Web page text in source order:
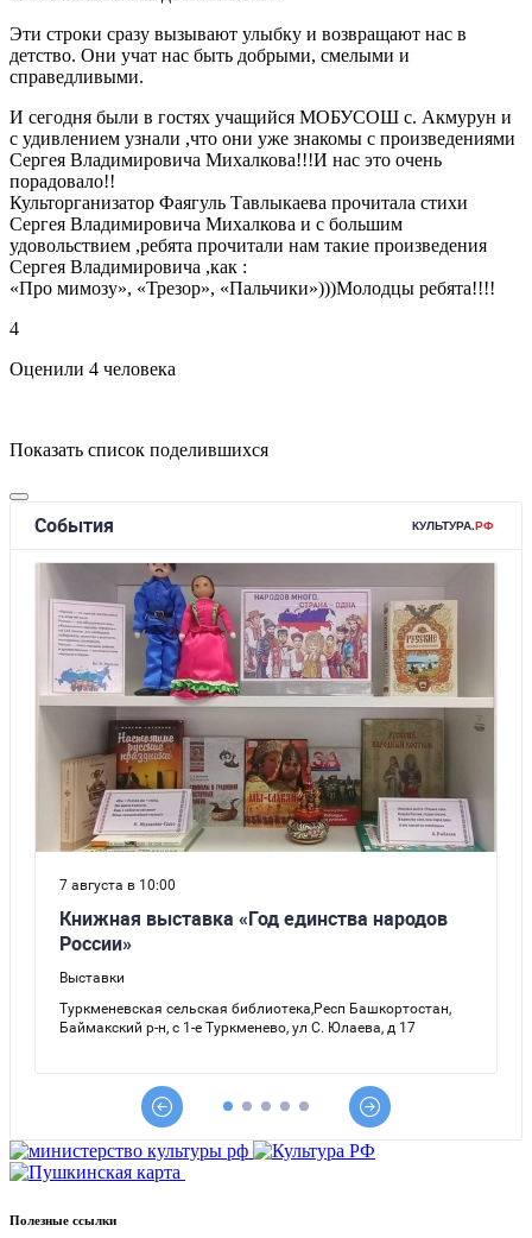
Эти строки сразу вызывают улыбку и возвращают нас в
детство. Они учат нас быть добрыми, смелыми и
справедливыми.
И сегодня были в гостях учащийся МОБУСОШ с. Акмурун и
с удивлением узнали ,что они уже знакомы с произведениями
Сергея Владимировича Михалкова!!!И нас это очень
порадовало!!
Культорганизатор Фаягуль Тавлыкаева прочитала стихи
Сергея Владимировича Михалкова и с большим
удовольствием ,ребята прочитали нам такие произведения
Сергея Владимировича ,как :
«Про мимозу», «Трезор», «Пальчики»)))Молодцы ребята!!!!
4
Оценили 4 человека
Показать список поделившихся
Полезные ссылки